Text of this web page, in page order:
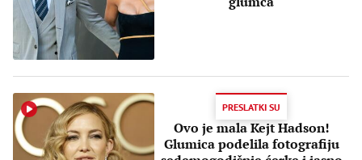
PRESLATKI SU
Ovo je mala Kejt Hadson!
Glumica podelila fotografiju